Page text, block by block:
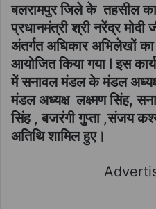
बलरामपुर जिले के तहसील
प्रधानमंत्री श्री नरेंद्र मोदी
अंतर्गत अधिकार अभिलेखों
आयोजित किया गया l इस
में सनावल मंडल के मंडल
मंडल अध्यक्ष लक्ष्मण सिंह,
सिंह , बजरंगी गुप्ता ,संजय
अतिथि शामिल हुए।